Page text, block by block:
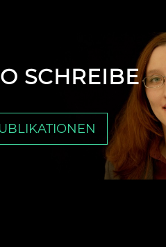
SCHREIBE